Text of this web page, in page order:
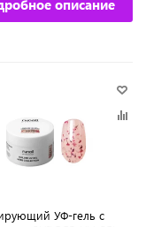
описание
УФ-гель с